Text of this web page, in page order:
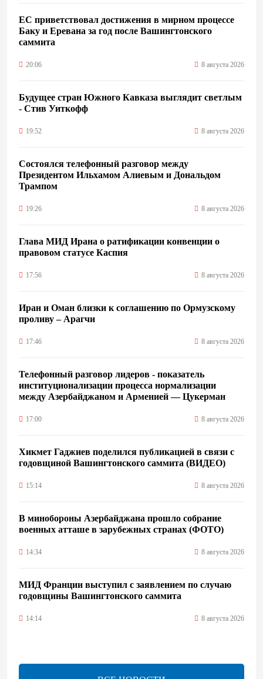
ЕС приветствовал достижения в мирном процессе
Баку и Еревана за год после Вашингтонского
саммита
20:06 8 августа 2026
Будущее стран Южного Кавказа выглядит светлым
- Стив Уиткофф
19:52 8 августа 2026
Состоялся телефонный разговор между
Президентом Ильхамом Алиевым и Дональдом
Трампом
19:26 8 августа 2026
Глава МИД Ирана о ратификации конвенции о
правовом статусе Каспия
17:56 8 августа 2026
Иран и Оман близки к соглашению по Ормузскому
проливу – Арагчи
17:46 8 августа 2026
Телефонный разговор лидеров - показатель
институционализации процесса нормализации
между Азербайджаном и Арменией — Цукерман
17:00 8 августа 2026
Хикмет Гаджиев поделился публикацией в связи с
годовщиной Вашингтонского саммита (ВИДЕО)
15:14 8 августа 2026
В минобороны Азербайджана прошло собрание
военных атташе в зарубежных странах (ФОТО)
14:34 8 августа 2026
МИД Франции выступил с заявлением по случаю
годовщины Вашингтонского саммита
14:14 8 августа 2026
синхронизировали курс на мир